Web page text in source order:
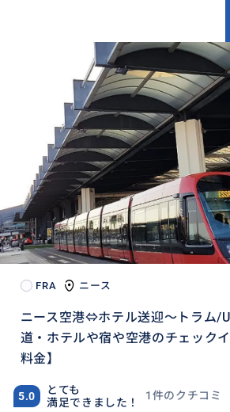
FRA ニース
ニース空港⇔ホテル送迎～トラム/
道・ホテルや宿や空港のチェック
料金】
5.0
とても
満足できました！
1件のクチコミ